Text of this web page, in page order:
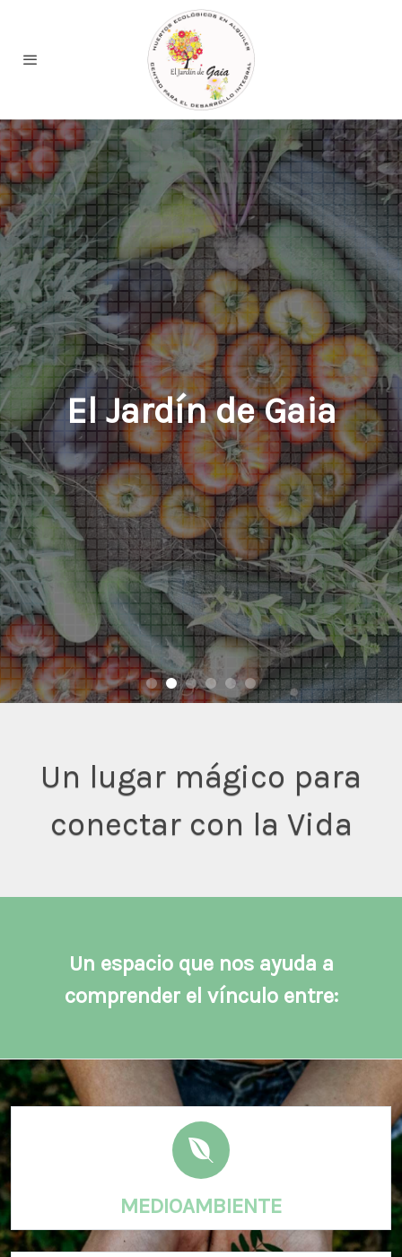
El Jardín de Gaia
Un lugar mágico para
conectar con la Vida
Un espacio que nos ayuda a
comprender el vínculo entre:
MEDIOAMBIENTE